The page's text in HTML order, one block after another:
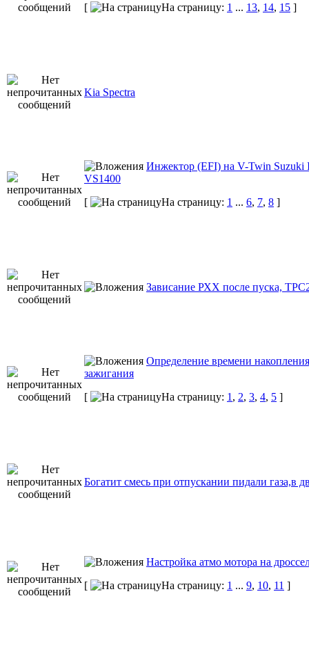
[
На страницу: 1 ... 13, 14, 15 ]
Kia Spectra
Инжектор (EFI) на V-Twin Suzuki
VS1400
[
На страницу: 1 ... 6, 7, 8 ]
Зависание РХХ после пуска,
Определение времени
зажигания
[
На страницу: 1 , 2, 3, 4, 5 ]
Богатит смесь при отпускании пидали газа,в
Настройка атмо мотора на
[
На страницу: 1 ... 9, 10, 11 ]